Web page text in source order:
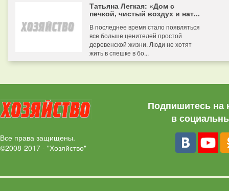
Татьяна Легкая: «Дом с
печкой, чистый воздух и нат...
В последнее время стало появляться
все больше ценителей простой
деревенской жизни. Люди не хотят
жить в спешке в бо...
Все права защищены.
©2008-2017 - "Хозяйство"
Подпишитесь на
в